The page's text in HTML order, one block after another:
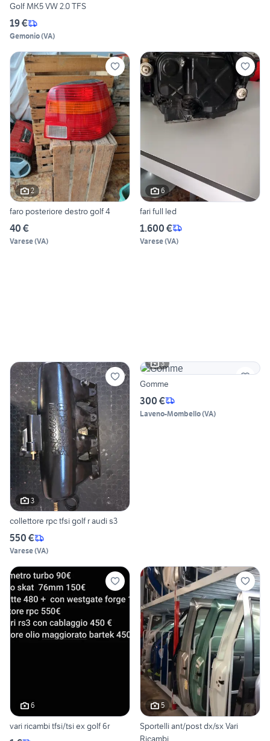
Golf MK5 VW 2.0 TFS
19 €
Gemonio(VA)
2
faro posteriore destro golf 4
40 €
Varese(VA)
6
fari full led
1.600 €
Varese(VA)
3
collettore rpc tfsi golf r audi s3
550 €
Varese(VA)
3
Gomme
300 €
Laveno-Mombello(VA)
6
vari ricambi tfsi/tsi ex golf 6r
5
Sportelli ant/post dx/sx Vari
Ricambi